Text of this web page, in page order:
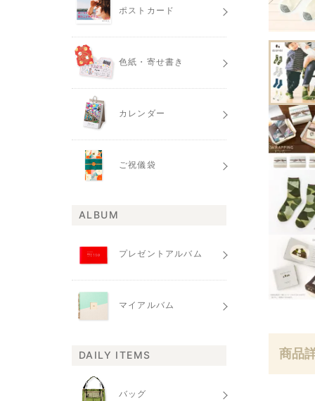
商品
ポストカード
色紙・寄せ書き
カレンダー
ご祝儀袋
ALBUM
プレゼントアルバム
マイアルバム
DAILY ITEMS
バッグ